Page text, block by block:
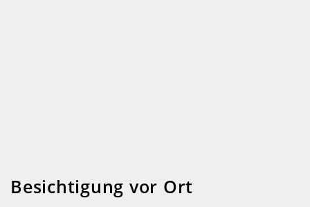
Besichtigung vor Ort